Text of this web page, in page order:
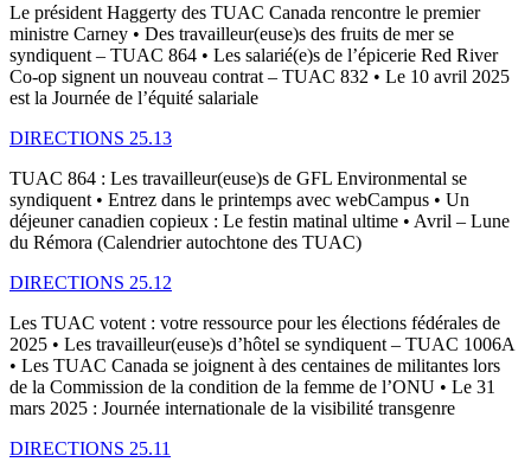
Le président Haggerty des TUAC Canada rencontre le premier
ministre Carney • Des travailleur(euse)s des fruits de mer se
syndiquent – TUAC 864 • Les salarié(e)s de l’épicerie Red River
Co-op signent un nouveau contrat – TUAC 832 • Le 10 avril 2025
est la Journée de l’équité salariale
DIRECTIONS 25.13
TUAC 864 : Les travailleur(euse)s de GFL Environmental se
syndiquent • Entrez dans le printemps avec webCampus • Un
déjeuner canadien copieux : Le festin matinal ultime • Avril – Lune
du Rémora (Calendrier autochtone des TUAC)
DIRECTIONS 25.12
Les TUAC votent : votre ressource pour les élections fédérales de
2025 • Les travailleur(euse)s d’hôtel se syndiquent – TUAC 1006A
• Les TUAC Canada se joignent à des centaines de militantes lors
de la Commission de la condition de la femme de l’ONU • Le 31
mars 2025 : Journée internationale de la visibilité transgenre
DIRECTIONS 25.11